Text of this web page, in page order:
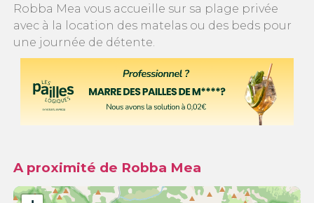
Robba Mea vous accueille sur sa plage privée
avec à la location des matelas ou des beds pour
une journée de détente.
A proximité de Robba Mea